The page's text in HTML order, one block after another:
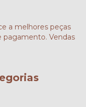
a melhores peças
pagamento. Vendas